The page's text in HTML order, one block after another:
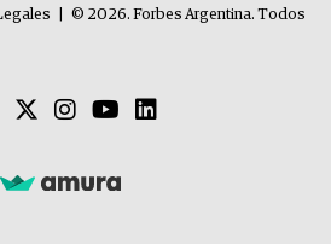
© 2026. Forbes Argentina. Todos